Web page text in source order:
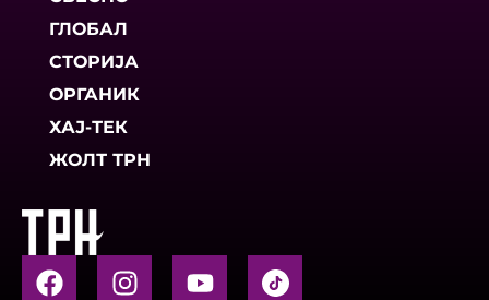
ГЛОБАЛ
СТОРИЈА
ОРГАНИК
ХАЈ-ТЕК
ЖОЛТ ТРН